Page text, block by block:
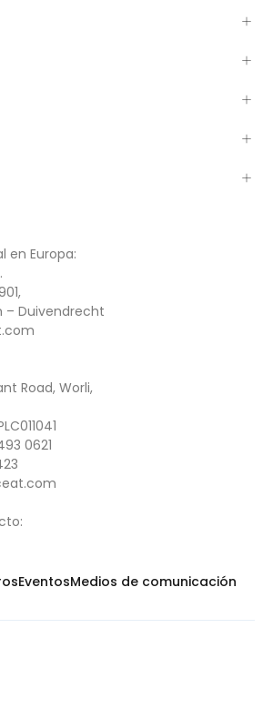
en Europa:
– Duivendrecht
Road, Worli,
0621
EventosMedios de comunicación